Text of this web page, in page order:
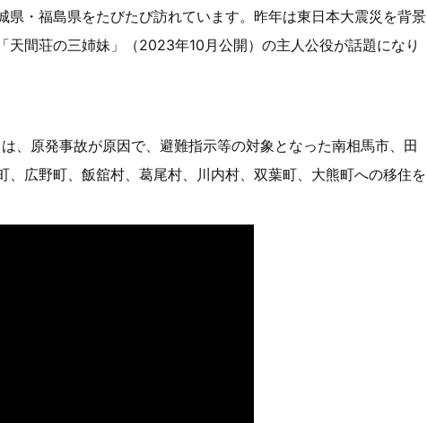
県・福島県をたびたび訪れています。昨年は東日本大震災を背景
天間荘の三姉妹」（2023年10月公開）の主人公役が話題になり
は、原発事故が原因で、避難指示等の対象となった南相馬市、田
、広野町、飯舘村、葛尾村、川内村、双葉町、大熊町への移住を